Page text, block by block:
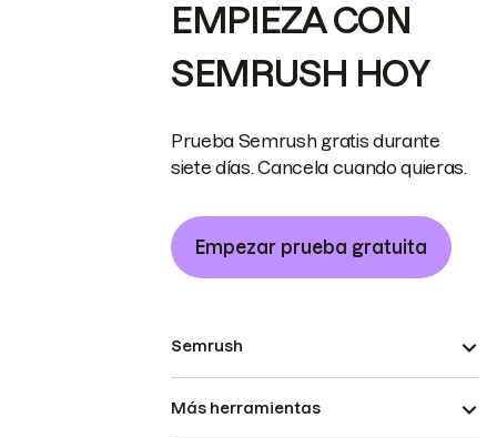
EMPIEZA CON
SEMRUSH HOY
Prueba Semrush gratis durante
siete días. Cancela cuando quieras.
Empezar prueba gratuita
Semrush
Más herramientas